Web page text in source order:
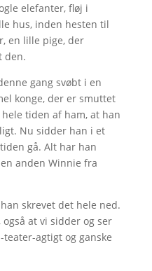
elefanter, fløj i
hus, inden hesten til
en lille pige, der
den.
gang svøbt i en
konge, der er smuttet
tiden af ham, at han
Nu sidder han i et
gå. Alt har han
anden Winnie fra
skrevet det hele ned.
at vi sidder og ser
agtigt og ganske